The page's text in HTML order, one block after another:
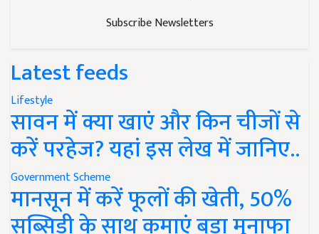
Subscribe Newsletters
Latest feeds
Lifestyle
सावन में क्या खाएं और किन चीजों से
करें परहेज? यहां इस लेख में जानिए..
Government Scheme
मानसून में करें फूलों की खेती, 50%
सब्सिडी के साथ कमाएं बड़ा मुनाफा